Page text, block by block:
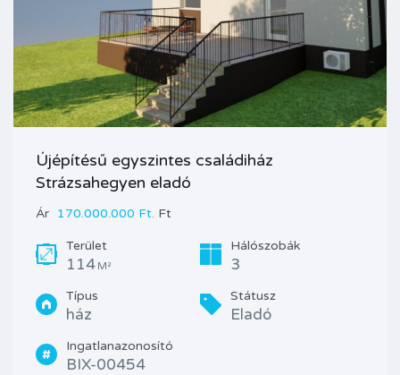
Újépítésű egyszintes családiház
Strázsahegyen eladó
Ár 170.000.000 Ft. Ft
Terület
114 M²
Hálószobák
3
Típus
ház
Státusz
Eladó
Ingatlanazonosító
BIX-00454